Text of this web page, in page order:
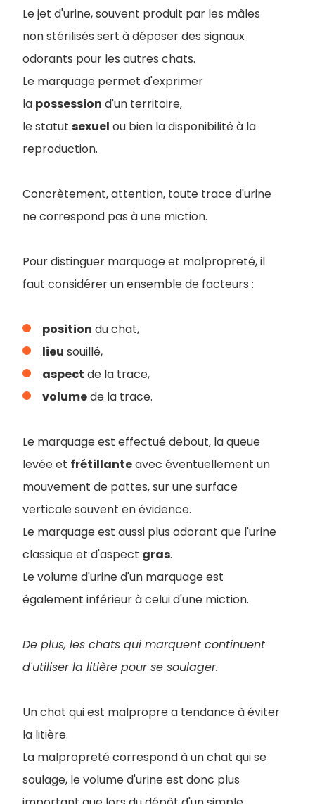
Le jet d'urine, souvent produit par les mâles
non stérilisés sert à déposer des signaux
odorants pour les autres chats.
Le marquage permet d'exprimer
la possession d'un territoire,
le statut sexuel ou bien la disponibilité à la
reproduction.
Concrètement, attention, toute trace d'urine
ne correspond pas à une miction.
Pour distinguer marquage et malpropreté, il
faut considérer un ensemble de facteurs :
position du chat,
lieu souillé,
aspect de la trace,
volumede la trace.
Le marquage est effectué debout, la queue
levée et frétillanteavec éventuellement un
mouvement de pattes, sur une surface
verticale souvent en évidence.
Le marquage est aussi plus odorant que l'urine
classique et d'aspect gras.
Le volume d'urine d'un marquage est
également inférieur à celui d'une miction.
De plus, les chats qui marquent continuent
d'utiliser la litière pour se soulager.
Un chat qui est malpropre a tendance à éviter
la litière.
La malpropreté correspond à un chat qui se
soulage, le volume d'urine est donc plus